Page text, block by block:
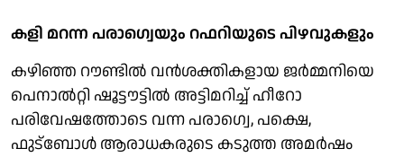
കളി മറന്ന പരാഗ്വെയും റഫറിയുടെ പിഴവുകളും
കഴിഞ്ഞ റൗണ്ടില്‍ വന്‍ശക്തികളായ ജര്‍മ്മനിയെ
പെനാല്‍റ്റി ഷൂട്ടൗട്ടില്‍ അട്ടിമറിച്ച് ഹീറോ
പരിവേഷത്തോടെ വന്ന പരാഗ്വെ, പക്ഷെ,
ഫുട്‌ബോള്‍ ആരാധകരുടെ കടുത്ത അമര്‍ഷം